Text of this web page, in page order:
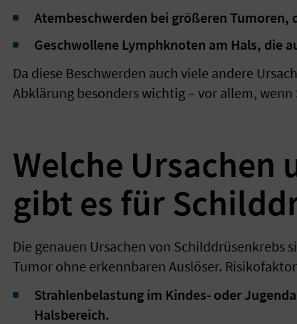
Atembeschwerden bei größeren Tumoren,
Geschwollene Lymphknoten am Hals, die
Da diese Beschwerden auch viele andere
Abklärung besonders wichtig – vor allem,
Welche Ursachen
gibt es für
Die genauen Ursachen von
Tumor ohne erkennbaren Auslöser.
Strahlenbelastung im Kindes- oder
Halsbereich.